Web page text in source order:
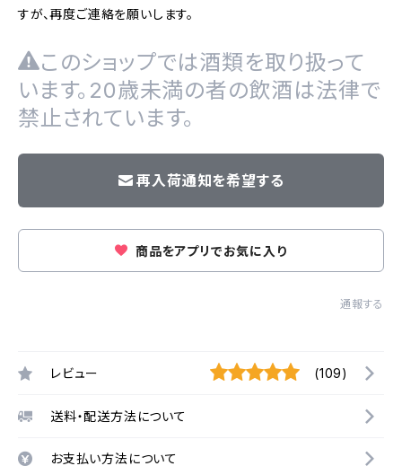
すが、再度ご連絡を願いします。
このショップでは酒類を取り扱って
います。20歳未満の者の飲酒は法律で
禁止されています。
再入荷通知を希望する
商品をアプリでお気に入り
通報する
レビュー (109)
送料・配送方法について
お支払い方法について